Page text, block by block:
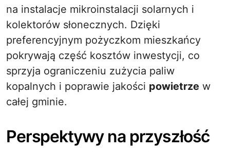
na instalacje mikroinstalacji solarnych i
kolektorów słonecznych. Dzięki
preferencyjnym pożyczkom mieszkańcy
pokrywają część kosztów inwestycji, co
sprzyja ograniczeniu zużycia paliw
kopalnych i poprawie jakości powietrze w
całej gminie.
Perspektywy na przyszłość